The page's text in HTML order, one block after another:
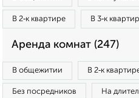
В 2‑к квартире В 3‑к
Аренда комнат (247)
В общежитии В 2‑к
Без посредников На